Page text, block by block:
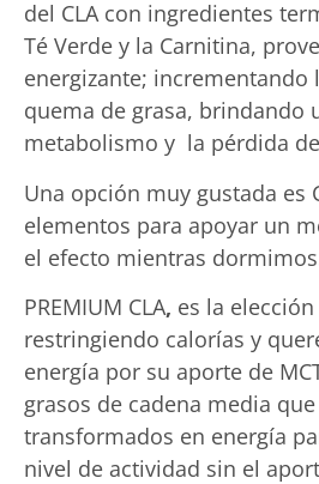
del CLA con ingredientes
Té Verde y la Carnitina,
energizante; incrementando
quema de grasa, brindando
metabolismo y la pérdida
Una opción muy gustada es
elementos para apoyar un
el efecto mientras
PREMIUM CLA, es la
restringiendo calorías y
energía por su aporte de
grasos de cadena media
transformados en energía
nivel de actividad sin el